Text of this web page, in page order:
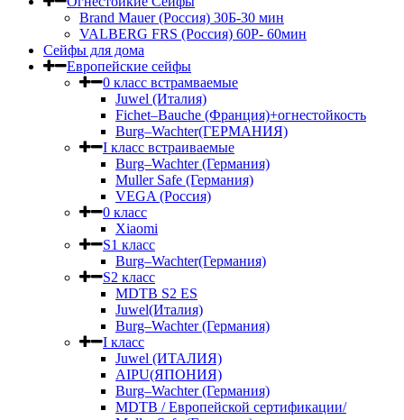
Brand Mauer (Россия) 30Б-30 мин
VALBERG FRS (Россия) 60Р- 60мин
Сейфы для дома
Европейские сейфы
0 класс встрамваемые
Juwel (Италия)
Fichet–Bauche (Франция)+огнестойкость
Burg–Wachter(ГЕРМАНИЯ)
I класс встраиваемые
Burg–Wachter (Германия)
Muller Safe (Германия)
VEGA (Россия)
0 класс
Xiaomi
S1 класс
Burg–Wachter(Германия)
S2 класс
MDTB S2 ES
Juwel(Италия)
Burg–Wachter (Германия)
I класс
Juwel (ИТАЛИЯ)
AIPU(ЯПОНИЯ)
Burg–Wachter (Германия)
MDTB / Европейской сертификации/